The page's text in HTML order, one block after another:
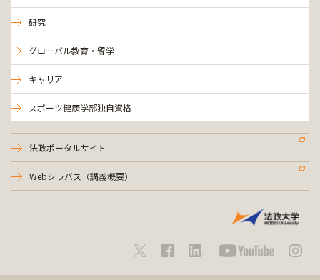
研究
グローバル教育・留学
キャリア
スポーツ健康学部独自資格
法政ポータルサイト
Webシラバス（講義概要）